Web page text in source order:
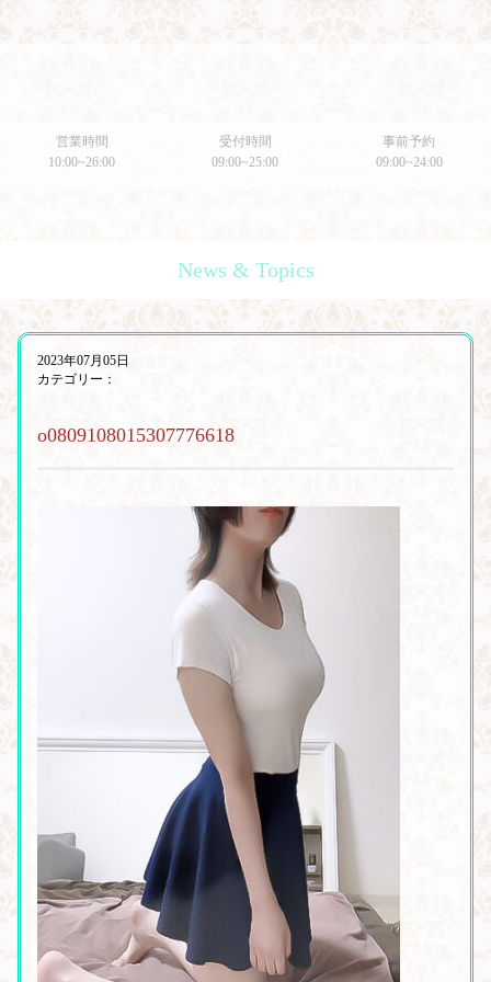
営業時間
10:00~26:00
受付時間
09:00~25:00
事前予約
09:00~24:00
News & Topics
2023年07月05日
カテゴリー：
o0809108015307776618